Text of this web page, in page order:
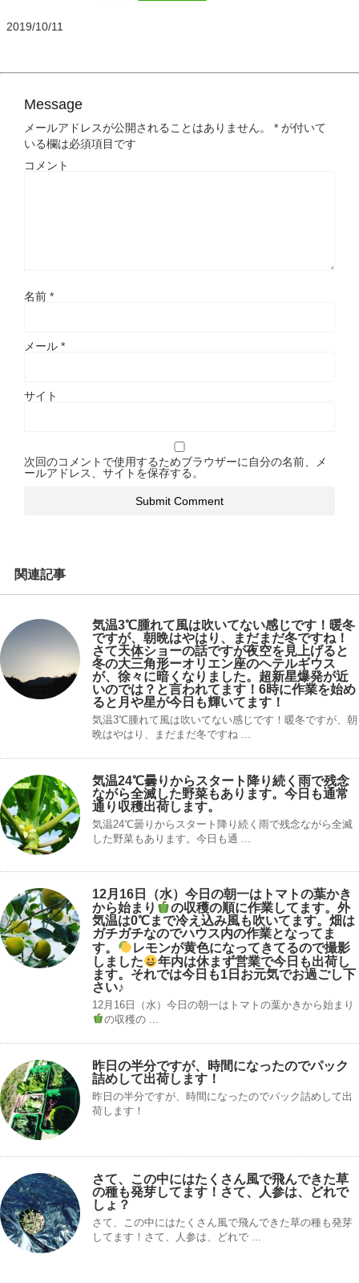
2019/10/11
Message
メールアドレスが公開されることはありません。 * が付いて
いる欄は必須項目です
コメント
名前 *
メール *
サイト
次回のコメントで使用するためブラウザーに自分の名前、メ
ールアドレス、サイトを保存する。
関連記事
気温3℃腫れて風は吹いてない感じです！暖冬
ですが、朝晩はやはり、まだまだ冬ですね！
さて天体ショーの話ですが夜空を見上げると
冬の大三角形ーオリエン座のヘテルギウス
が、徐々に暗くなりました。超新星爆発が近
いのでは？と言われてます！6時に作業を始め
ると月や星が今日も輝いてます！
気温3℃腫れて風は吹いてない感じです！暖冬ですが、朝
晩はやはり、まだまだ冬ですね ...
気温24℃曇りからスタート降り続く雨で残念
ながら全滅した野菜もあります。今日も通常
通り収穫出荷します。
気温24℃曇りからスタート降り続く雨で残念ながら全滅
した野菜もあります。今日も通 ...
12月16日（水）今日の朝一はトマトの葉かき
から始まり
の収穫の順に作業してます。外
気温は0℃まで冷え込み風も吹いてます。畑は
ガチガチなのでハウス内の作業となってま
す。
レモンが黄色になってきてるので撮影
しました
年内は休まず営業で今日も出荷し
ます。それでは今日も1日お元気でお過ごし下
さい♪
12月16日（水）今日の朝一はトマトの葉かきから始まり
の収穫の ...
昨日の半分ですが、時間になったのでパック
詰めして出荷します！
昨日の半分ですが、時間になったのでパック詰めして出
荷します！
さて、この中にはたくさん風で飛んできた草
の種も発芽してます！さて、人参は、どれで
しょ？
さて、この中にはたくさん風で飛んできた草の種も発芽
してます！さて、人参は、どれで ...